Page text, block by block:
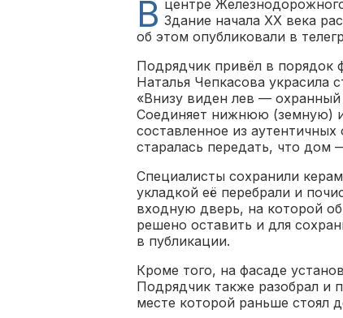
В центре
Здание начала XX века
об этом опубликовали в
Подрядчик привёл в
Наталья Чепкасова украсила
«Внизу виден лев —
Соединяет нижнюю (земную)
составленное из
старалась передать, что дом
Специалисты сохранили
укладкой её перебрали и
входную дверь, на которой
решено оставить и для
в публикации.
Кроме того, на фасаде
Подрядчик также разобрал и
месте которой раньше стоял